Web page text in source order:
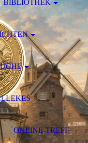
BIBLIOTHEK
ONLINE-TREFF